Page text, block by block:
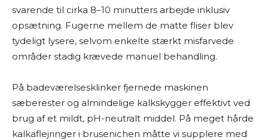
svarende til cirka 8–10 minutters arbejde inklusiv
opsætning. Fugerne mellem de matte fliser blev
tydeligt lysere, selvom enkelte stærkt misfarvede
områder stadig krævede manuel behandling.
På badeværelsesklinker fjernede maskinen
sæberester og almindelige kalkskygger effektivt ved
brug af et mildt, pH-neutralt middel. På meget hårde
kalkaflejringer i brusenichen måtte vi supplere med